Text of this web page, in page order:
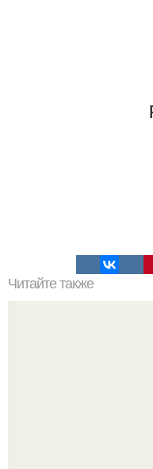
Читайте также